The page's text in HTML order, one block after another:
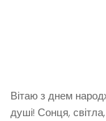
Вітаю з днем
душі! Сонця,